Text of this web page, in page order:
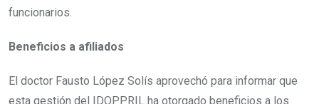
funcionarios.
Beneficios a afiliados
El doctor Fausto López Solís aprovechó para informar que
esta gestión del IDOPPRIL ha otorgado beneficios a los